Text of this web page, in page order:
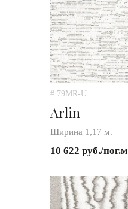
# 79MR-U
Arlin
Ширина 1,17 м.
10 622 руб./пог.м